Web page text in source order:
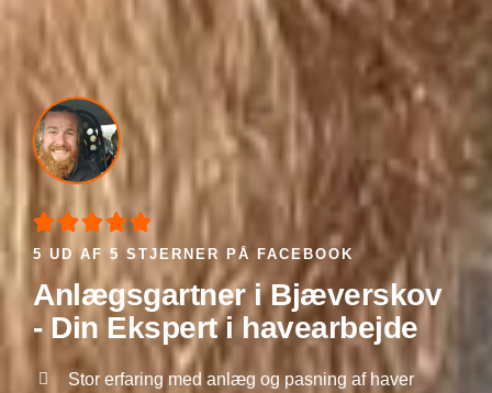

5 UD AF 5 STJERNER PÅ FACEBOOK
Anlægsgartner i Bjæverskov
- Din Ekspert i havearbejde
Stor erfaring med anlæg og pasning af haver